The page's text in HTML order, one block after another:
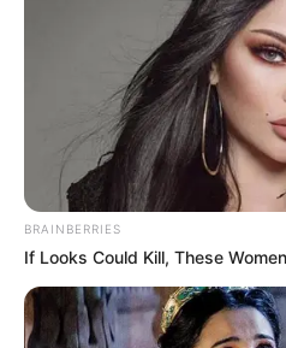
BRAINBERRIES
If Looks Could Kill, These